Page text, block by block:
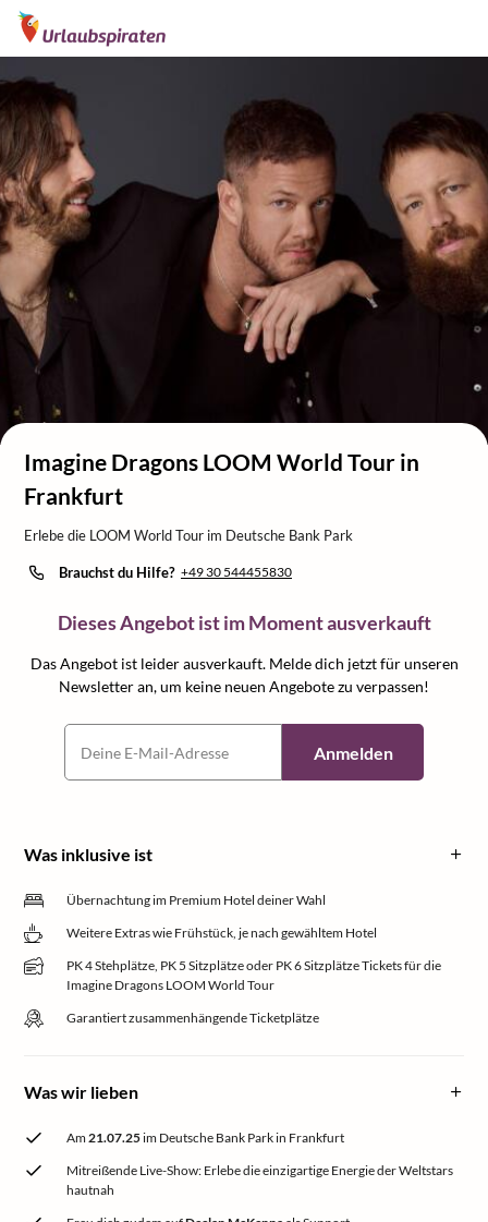
Imagine Dragons LOOM World Tour in
Frankfurt
Erlebe die LOOM World Tour im Deutsche Bank Park
Brauchst du Hilfe? +49 30 544455830
Dieses Angebot ist im Moment ausverkauft
Das Angebot ist leider ausverkauft. Melde dich jetzt für unseren
Newsletter an, um keine neuen Angebote zu verpassen!
Anmelden
Was inklusive ist
Übernachtung im Premium Hotel deiner Wahl
Weitere Extras wie Frühstück, je nach gewähltem Hotel
PK 4 Stehplätze, PK 5 Sitzplätze oder PK 6 Sitzplätze Tickets für die
Imagine Dragons LOOM World Tour
Garantiert zusammenhängende Ticketplätze
Was wir lieben
Am21.07.25im Deutsche Bank Park in Frankfurt
Mitreißende Live-Show: Erlebe die einzigartige Energie der Weltstars
hautnah